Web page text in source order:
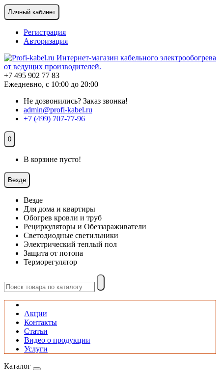
Личный кабинет
Регистрация
Авторизация
+7 495 902 77 83
Ежедневно, с 10:00 до 20:00
Не дозвонились? Заказ звонка!
admin@profi-kabel.ru
+7 (499) 707-77-96
0
В корзине пусто!
Везде
Везде
Для дома и квартиры
Обогрев кровли и труб
Рециркуляторы и Обеззараживатели
Светодиодные светильники
Электрический теплый пол
Защита от потопа
Терморегулятор
Акции
Контакты
Статьи
Видео о продукции
Услуги
Каталог